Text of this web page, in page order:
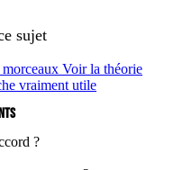
sujet
Voir la théorie
vraiment utile
?